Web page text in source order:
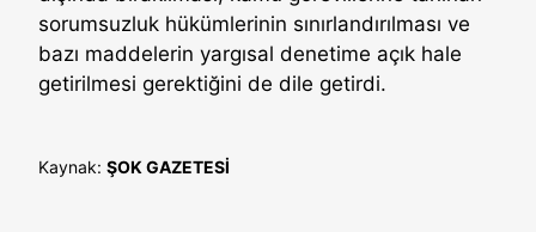
sorumsuzluk hükümlerinin sınırlandırılması ve
bazı maddelerin yargısal denetime açık hale
getirilmesi gerektiğini de dile getirdi.
Kaynak: ŞOK GAZETESİ